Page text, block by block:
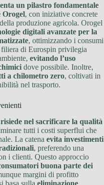
un pilastro fondamentale
Orogel, con iniziative concrete
produzione agricola. Orogel
digitali avanzate per la
, ottimizzando i consumi
di Eurospin privilegia
evitando l’uso
dove possibile. Inoltre,
a chilometro zero, coltivati in
nel trasporto.
nel sacrificare la qualità
tutti i costi superflui che
La catena evita investimenti
, preferendo una
i clienti. Questo approccio
buona parte dei
margini di profitto
basa sulla eliminazione